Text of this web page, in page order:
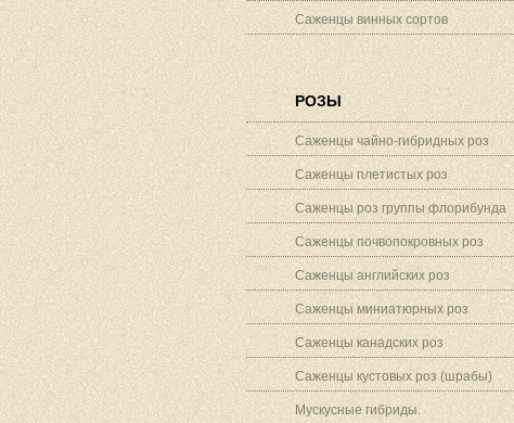
Саженцы винных сортов
РОЗЫ
Саженцы чайно-гибридных роз
Саженцы плетистых роз
Саженцы роз группы флорибунда
Саженцы почвопокровных роз
Саженцы английских роз
Саженцы миниатюрных роз
Саженцы канадских роз
Саженцы кустовых роз (шрабы)
Мускусные гибриды.